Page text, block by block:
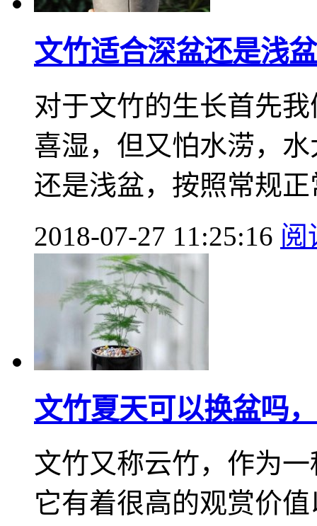
文竹适合深盆还是浅
对于文竹的生长首先
喜湿，但又怕水涝，
还是浅盆，按照常规正
2018-07-27 11:25:16 阅
文竹夏天可以换盆吗
文竹又称云竹，作为
它有着很高的观赏价